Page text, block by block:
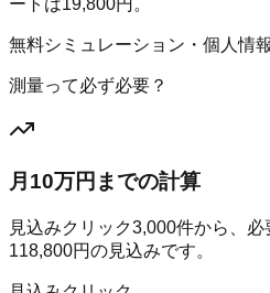
ートは19,800円。
無料シミュレーション・個人情
測量って必ず必要？
月10万円までの計算
見込みクリック3,000件から、必
118,800円の見込みです。